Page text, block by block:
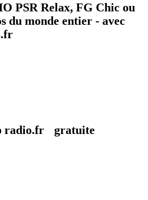
PSR Relax, FG Chic ou
du monde entier - avec
radio.fr gratuite